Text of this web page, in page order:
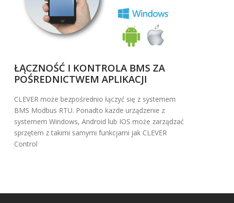
ŁĄCZNOŚĆ I KONTROLA BMS ZA
POŚREDNICTWEM APLIKACJI
CLEVER może bezpośrednio łączyć się z systemem
BMS Modbus RTU. Ponadto każde urządzenie z
systemem Windows, Android lub IOS może zarządzać
sprzętem z takimi samymi funkcjami jak CLEVER
Control